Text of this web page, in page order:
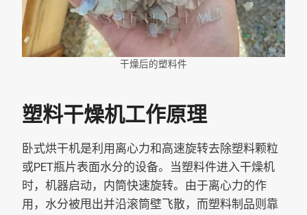
干燥后的塑料件
塑料干燥机工作原理
卧式烘干机是利用离心力和高速旋转去除塑料颗粒
或PET瓶片表面水分的设备。当塑料件进入干燥机
时，机器启动，内筒快速旋转。由于离心力的作
用，水分被甩出并沿滚筒壁飞散，而塑料制品则靠